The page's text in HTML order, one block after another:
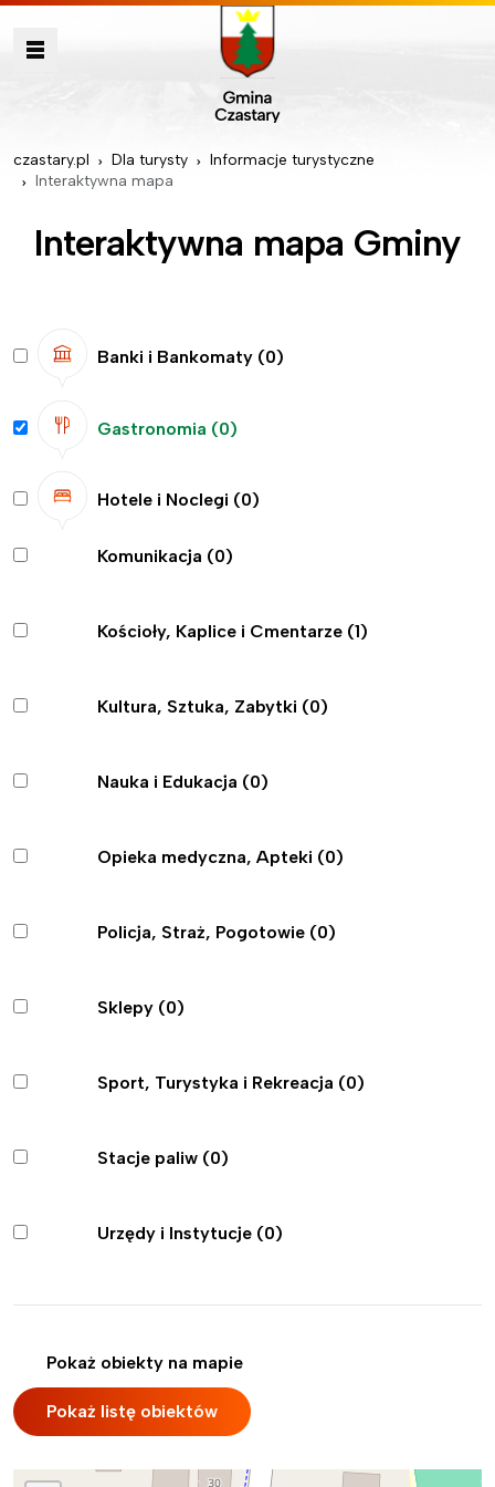
czastary.pl Dla turysty
Informacje turystyczne
Interaktywna mapa
Interaktywna mapa Gminy
Banki i Bankomaty (0)
Gastronomia (0)
Hotele i Noclegi (0)
Komunikacja (0)
Kościoły, Kaplice i Cmentarze (1)
Kultura, Sztuka, Zabytki (0)
Nauka i Edukacja (0)
Opieka medyczna, Apteki (0)
Policja, Straż, Pogotowie (0)
Sklepy (0)
Sport, Turystyka i Rekreacja (0)
Stacje paliw (0)
Urzędy i Instytucje (0)
Pokaż obiekty na mapie
Pokaż listę obiektów